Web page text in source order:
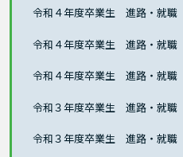
令和４年度卒業生 進路・就
令和４年度卒業生 進路・就
令和４年度卒業生 進路・就
令和３年度卒業生 進路・就
令和３年度卒業生 進路・就